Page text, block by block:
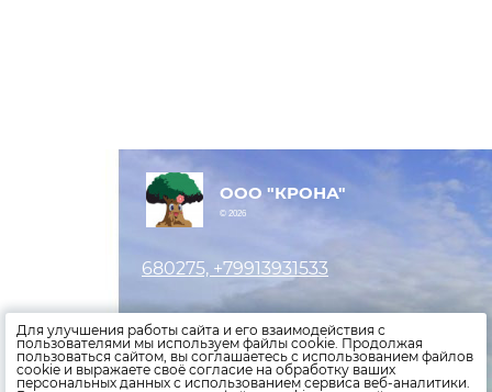
ООО "КРОНА"
© 2026
680275, +79913931533
Оставить заявку
Внести показания счетчиков
Для улучшения работы сайта и его взаимодействия с
пользователями мы используем файлы cookie. Продолжая
пользоваться сайтом, вы соглашаетесь с использованием файлов
cookie и выражаете своё согласие на обработку ваших
персональных данных с использованием сервиса веб-аналитики.